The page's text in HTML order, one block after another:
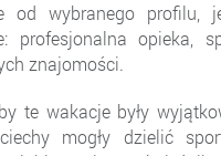
od wybranego profilu,
profesjonalna opieka,
znajomości.
te wakacje były
mogły dzielić